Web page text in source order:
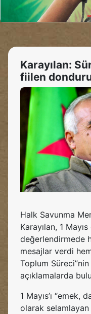
Karayılan:
fiilen
Halk Savunma
Karayılan, 1
değerlendirmede
mesajlar verdi
Toplum
açıklamalarda
1 Mayıs’ı “emek,
olarak selamlayan